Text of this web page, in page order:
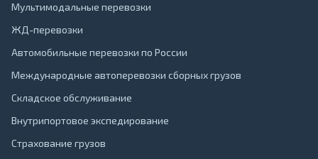
Мультимодальные перевозки
ЖД-перевозки
Автомобильные перевозки по России
Международные автоперевозки сборных грузов
Складское обслуживание
Внутрипортовое экспедирование
Страхование грузов